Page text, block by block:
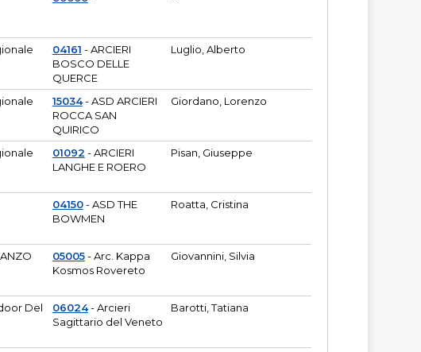
04161 - ARCIERI
BOSCO DELLE
QUERCE
Luglio, Alberto
15034- ASD ARCIERI
ROCCA SAN
QUIRICO
Giordano, Lorenzo
01092 - ARCIERI
LANGHE E ROERO
Pisan, Giuseppe
04150- ASD THE
BOWMEN
Roatta, Cristina
05005- Arc. Kappa
Kosmos Rovereto
Giovannini, Silvia
Del
06024- Arcieri
Sagittario del Veneto
Barotti, Tatiana